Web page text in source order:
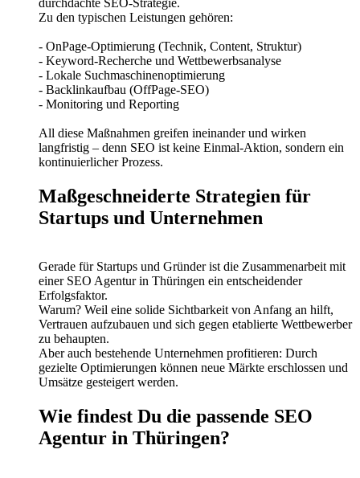
durchdachte SEO-Strategie.
Zu den typischen Leistungen gehören:
- OnPage-Optimierung (Technik, Content, Struktur)
- Keyword-Recherche und Wettbewerbsanalyse
- Lokale Suchmaschinenoptimierung
- Backlinkaufbau (OffPage-SEO)
- Monitoring und Reporting
All diese Maßnahmen greifen ineinander und wirken
langfristig – denn SEO ist keine Einmal-Aktion, sondern ein
kontinuierlicher Prozess.
Maßgeschneiderte Strategien für
Startups und Unternehmen
Gerade für Startups und Gründer ist die Zusammenarbeit mit
einer SEO Agentur in Thüringen ein entscheidender
Erfolgsfaktor.
Warum? Weil eine solide Sichtbarkeit von Anfang an hilft,
Vertrauen aufzubauen und sich gegen etablierte Wettbewerber
zu behaupten.
Aber auch bestehende Unternehmen profitieren: Durch
gezielte Optimierungen können neue Märkte erschlossen und
Umsätze gesteigert werden.
Wie findest Du die passende SEO
Agentur in Thüringen?